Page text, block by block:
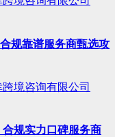
规靠谱服务商甄选攻
境咨询有限公司
规实力口碑服务商